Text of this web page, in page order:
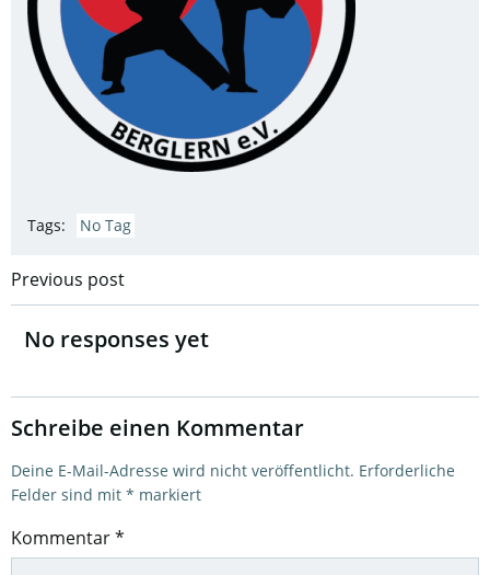
Tags: No Tag
Post
navigation
Previous post
No responses yet
Schreibe einen Kommentar
Deine E-Mail-Adresse wird nicht veröffentlicht. Erforderliche
Felder sind mit * markiert
Kommentar*